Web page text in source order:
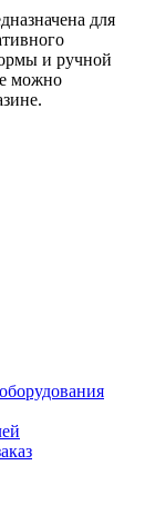
для
и ручной
можно